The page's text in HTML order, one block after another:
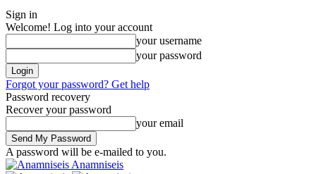
Sign in
Welcome! Log into your account
your username
your password
Forgot your password? Get help
Password recovery
Recover your password
your email
A password will be e-mailed to you.
Anamniseis